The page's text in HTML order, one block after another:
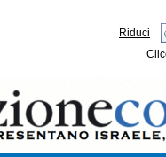
Riduci